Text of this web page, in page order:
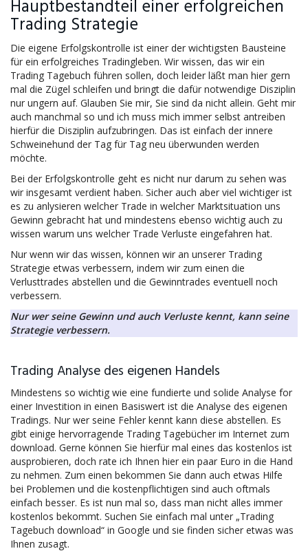
Hauptbestandteil einer erfolgreichen
Trading Strategie
Die eigene Erfolgskontrolle ist einer der wichtigsten Bausteine
für ein erfolgreiches Tradingleben. Wir wissen, das wir ein
Trading Tagebuch führen sollen, doch leider läßt man hier gern
mal die Zügel schleifen und bringt die dafür notwendige Disziplin
nur ungern auf. Glauben Sie mir, Sie sind da nicht allein. Geht mir
auch manchmal so und ich muss mich immer selbst antreiben
hierfür die Disziplin aufzubringen. Das ist einfach der innere
Schweinehund der Tag für Tag neu überwunden werden
möchte.
Bei der Erfolgskontrolle geht es nicht nur darum zu sehen was
wir insgesamt verdient haben. Sicher auch aber viel wichtiger ist
es zu anlysieren welcher Trade in welcher Marktsituation uns
Gewinn gebracht hat und mindestens ebenso wichtig auch zu
wissen warum uns welcher Trade Verluste eingefahren hat.
Nur wenn wir das wissen, können wir an unserer Trading
Strategie etwas verbessern, indem wir zum einen die
Verlusttrades abstellen und die Gewinntrades eventuell noch
verbessern.
Nur wer seine Gewinn und auch Verluste kennt, kann seine
Strategie verbessern.
Trading Analyse des eigenen Handels
Mindestens so wichtig wie eine fundierte und solide Analyse for
einer Investition in einen Basiswert ist die Analyse des eigenen
Tradings. Nur wer seine Fehler kennt kann diese abstellen. Es
gibt einige hervorragende Trading Tagebücher im Internet zum
download. Gerne können Sie hierfür mal eines das kostenlos ist
ausprobieren, doch rate ich Ihnen hier ein paar Euro in die Hand
zu nehmen. Zum einen bekommen Sie dann auch etwas Hilfe
bei Problemen und die kostenpflichtigen sind auch oftmals
einfach besser. Es ist nun mal so, dass man nicht alles immer
kostenlos bekommt. Suchen Sie einfach mal unter „Trading
Tagebuch download“ in Google und sie finden sicher etwas was
Ihnen zusagt.